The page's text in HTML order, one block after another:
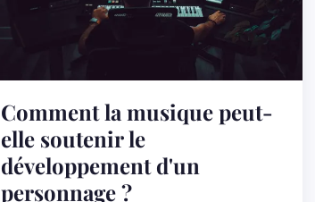
Comment la musique peut-
elle soutenir le
développement d'un
personnage ?